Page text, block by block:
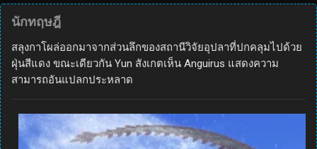
นักทฤษฎี
สลุงกาโผล่ออกมาจากส่วนลึกของสถานีวิจัยอุปลาที่ปกคลุมไปด้วย
ฝุ่นสีแดง ขณะเดียวกัน Yun สังเกตเห็น Anguirus แสดงความ
สามารถอันแปลกประหลาด